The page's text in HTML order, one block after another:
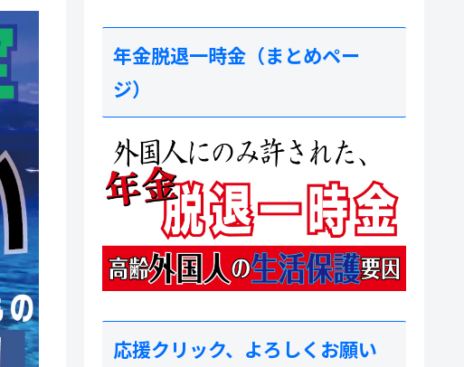
年金脱退一時金（まとめペー
ジ）
応援クリック、よろしくお願い